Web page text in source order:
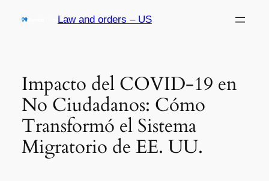
Law and orders – US
Impacto del COVID-19 en
No Ciudadanos: Cómo
Transformó el Sistema
Migratorio de EE. UU.